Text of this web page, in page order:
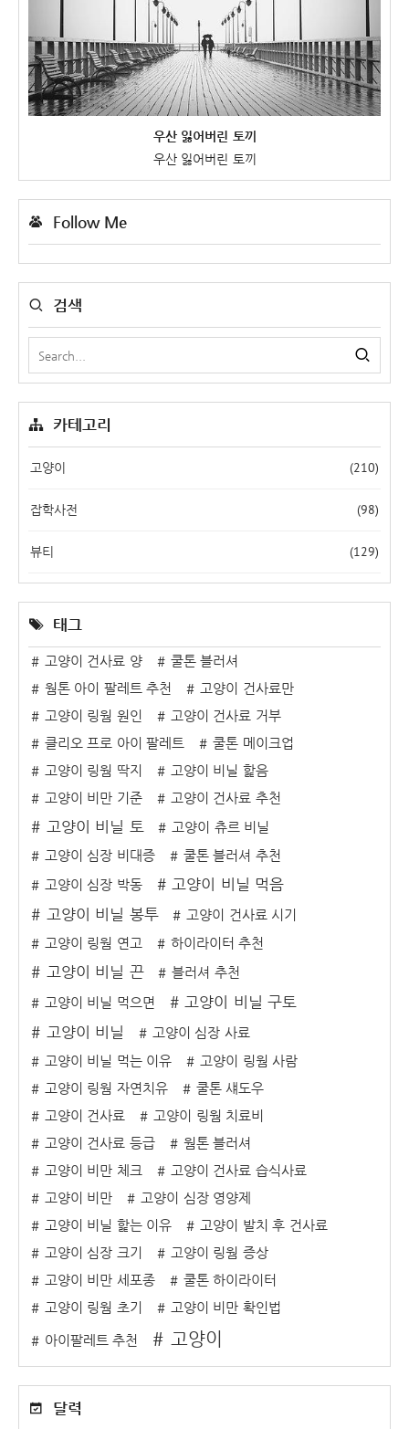
우산 잃어버린 토끼
우산 잃어버린 토끼
Follow Me
검색
카테고리
고양이 (210)
잡학사전 (98)
뷰티 (129)
태그
고양이 건사료 양
쿨톤 블러셔
웜톤 아이 팔레트 추천
고양이 건사료만
고양이 링웜 원인
고양이 건사료 거부
클리오 프로 아이 팔레트
쿨톤 메이크업
고양이 링웜 딱지
고양이 비닐 핥음
고양이 비만 기준
고양이 건사료 추천
고양이 비닐 토
고양이 츄르 비닐
고양이 심장 비대증
쿨톤 블러셔 추천
고양이 심장 박동
고양이 비닐 먹음
고양이 비닐 봉투
고양이 건사료 시기
고양이 링웜 연고
하이라이터 추천
고양이 비닐 끈
블러셔 추천
고양이 비닐 먹으면
고양이 비닐 구토
고양이 비닐
고양이 심장 사료
고양이 비닐 먹는 이유
고양이 링웜 사람
고양이 링웜 자연치유
쿨톤 섀도우
고양이 건사료
고양이 링웜 치료비
고양이 건사료 등급
웜톤 블러셔
고양이 비만 체크
고양이 건사료 습식사료
고양이 비만
고양이 심장 영양제
고양이 비닐 핥는 이유
고양이 발치 후 건사료
고양이 심장 크기
고양이 링웜 증상
고양이 비만 세포종
쿨톤 하이라이터
고양이 링웜 초기
고양이 비만 확인법
아이팔레트 추천
고양이
달력